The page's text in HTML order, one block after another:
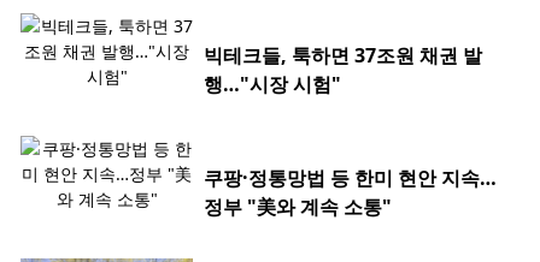
빅테크들, 툭하면 37조원 채권 발
행…"시장 시험"
쿠팡·정통망법 등 한미 현안 지속…
정부 "美와 계속 소통"